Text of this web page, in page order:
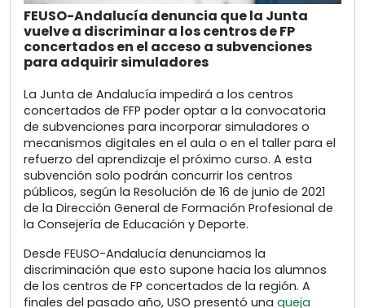
FEUSO-Andalucía denuncia que la Junta
vuelve a discriminar a los centros de FP
concertados en el acceso a subvenciones
para adquirir simuladores
La Junta de Andalucía impedirá a los centros
concertados de FFP poder optar a la convocatoria
de subvenciones para incorporar simuladores o
mecanismos digitales en el aula o en el taller para el
refuerzo del aprendizaje el próximo curso. A esta
subvención solo podrán concurrir los centros
públicos, según la Resolución de 16 de junio de 2021
de la Dirección General de Formación Profesional de
la Consejería de Educación y Deporte.
Desde FEUSO-Andalucía denunciamos la
discriminación que esto supone hacia los alumnos
de los centros de FP concertados de la región. A
finales del pasado año, USO presentó una queja